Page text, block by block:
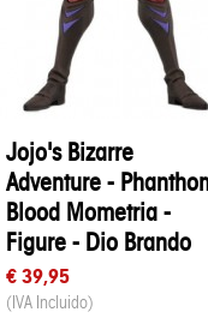
Jojo's Bizarre
Adventure -
Blood Mometria -
Figure - Dio Brando
€ 39,95
(IVA Incluido)